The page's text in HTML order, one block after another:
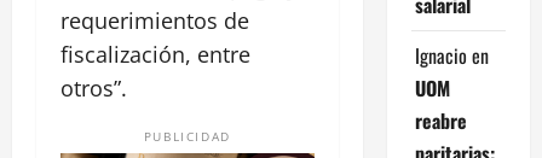
requerimientos de
fiscalización, entre
otros”.
PUBLICIDAD
Ignacio en
UOM
reabre